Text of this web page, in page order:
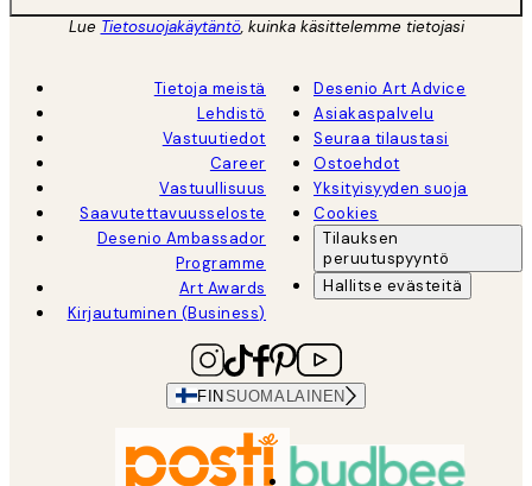
Lue Tietosuojakäytäntö, kuinka käsittelemme tietojasi
Tietoja meistä
Lehdistö
Vastuutiedot
Career
Vastuullisuus
Saavutettavuusseloste
Desenio Ambassador
Programme
Art Awards
Kirjautuminen (Business)
Desenio Art Advice
Asiakaspalvelu
Seuraa tilaustasi
Ostoehdot
Yksityisyyden suoja
Cookies
Tilauksen
peruutuspyyntö
Hallitse evästeitä
FINSUOMALAINEN